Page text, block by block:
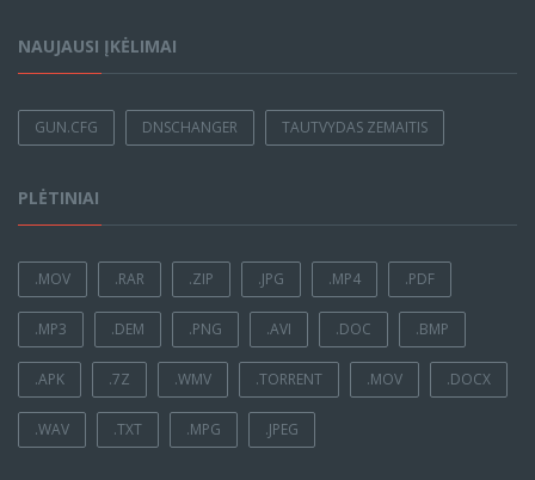
NAUJAUSI ĮKĖLIMAI
GUN.CFG DNSCHANGER TAUTVYDAS ZEMAITIS
PLĖTINIAI
.MOV .RAR .ZIP .JPG .MP4 .PDF
.MP3 .DEM .PNG .AVI .DOC .BMP
.APK .7Z .WMV .TORRENT .MOV .DOCX
.WAV .TXT .MPG .JPEG